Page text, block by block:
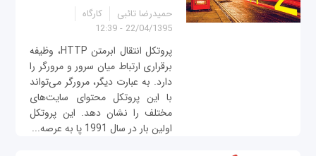
حمیدرضا تائبی
کارگاه
22/04/1395 - 12:39
پروتکل انتقال ابرمتن HTTP، وظیفه
برقراری ارتباط میان سرور و مرورگر را
دارد. به عبارت دیگر، مرورگر می‌تواند
با این پروتکل محتوای سایت‌های
مختلف را نشان دهد. این پروتکل
اولین بار در سال 1991 پا به عرصه...